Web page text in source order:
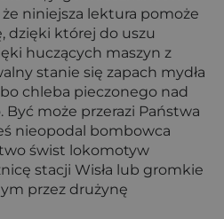
niniejsza lektura pomoże
dzięki której do uszu
huczących maszyn z
stanie się zapach mydła
chleba pieczonego nad
Być może przerazi Państwa
nieopodal bombowca
świst lokomotyw
stacji Wisła lub gromkie
przez drużynę